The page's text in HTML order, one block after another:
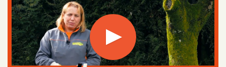
Play